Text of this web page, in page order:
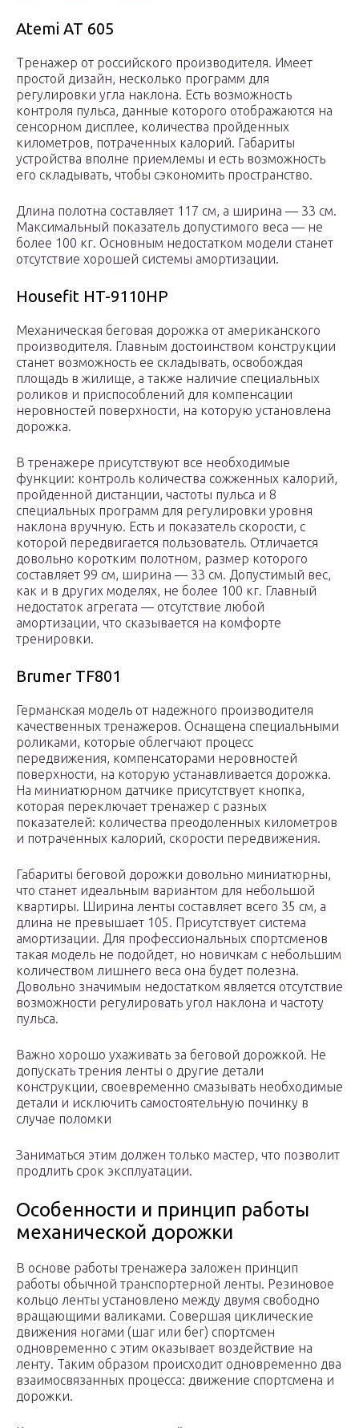
Atemi AT 605
Тренажер от российского производителя. Имеет
простой дизайн, несколько программ для
регулировки угла наклона. Есть возможность
контроля пульса, данные которого отображаются на
сенсорном дисплее, количества пройденных
километров, потраченных калорий. Габариты
устройства вполне приемлемы и есть возможность
его складывать, чтобы сэкономить пространство.
Длина полотна составляет 117 см, а ширина — 33 см.
Максимальный показатель допустимого веса — не
более 100 кг. Основным недостатком модели станет
отсутствие хорошей системы амортизации.
Housefit HT-9110HP
Механическая беговая дорожка от американского
производителя. Главным достоинством конструкции
станет возможность ее складывать, освобождая
площадь в жилище, а также наличие специальных
роликов и приспособлений для компенсации
неровностей поверхности, на которую установлена
дорожка.
В тренажере присутствуют все необходимые
функции: контроль количества сожженных калорий,
пройденной дистанции, частоты пульса и 8
специальных программ для регулировки уровня
наклона вручную. Есть и показатель скорости, с
которой передвигается пользователь. Отличается
довольно коротким полотном, размер которого
составляет 99 см, ширина — 33 см. Допустимый вес,
как и в других моделях, не более 100 кг. Главный
недостаток агрегата — отсутствие любой
амортизации, что сказывается на комфорте
тренировки.
Brumer TF801
Германская модель от надежного производителя
качественных тренажеров. Оснащена специальными
роликами, которые облегчают процесс
передвижения, компенсаторами неровностей
поверхности, на которую устанавливается дорожка.
На миниатюрном датчике присутствует кнопка,
которая переключает тренажер с разных
показателей: количества преодоленных километров
и потраченных калорий, скорости передвижения.
Габариты беговой дорожки довольно миниатюрны,
что станет идеальным вариантом для небольшой
квартиры. Ширина ленты составляет всего 35 см, а
длина не превышает 105. Присутствует система
амортизации. Для профессиональных спортсменов
такая модель не подойдет, но новичкам с небольшим
количеством лишнего веса она будет полезна.
Довольно значимым недостатком является отсутствие
возможности регулировать угол наклона и частоту
пульса.
Важно хорошо ухаживать за беговой дорожкой. Не
допускать трения ленты о другие детали
конструкции, своевременно смазывать необходимые
детали и исключить самостоятельную починку в
случае поломки
Заниматься этим должен только мастер, что позволит
продлить срок эксплуатации.
Особенности и принцип работы
механической дорожки
В основе работы тренажера заложен принцип
работы обычной транспортерной ленты. Резиновое
кольцо ленты установлено между двумя свободно
вращающими валиками. Совершая циклические
движения ногами (шаг или бег) спортсмен
одновременно с этим оказывает воздействие на
ленту. Таким образом происходит одновременно два
взаимосвязанных процесса: движение спортсмена и
дорожки.